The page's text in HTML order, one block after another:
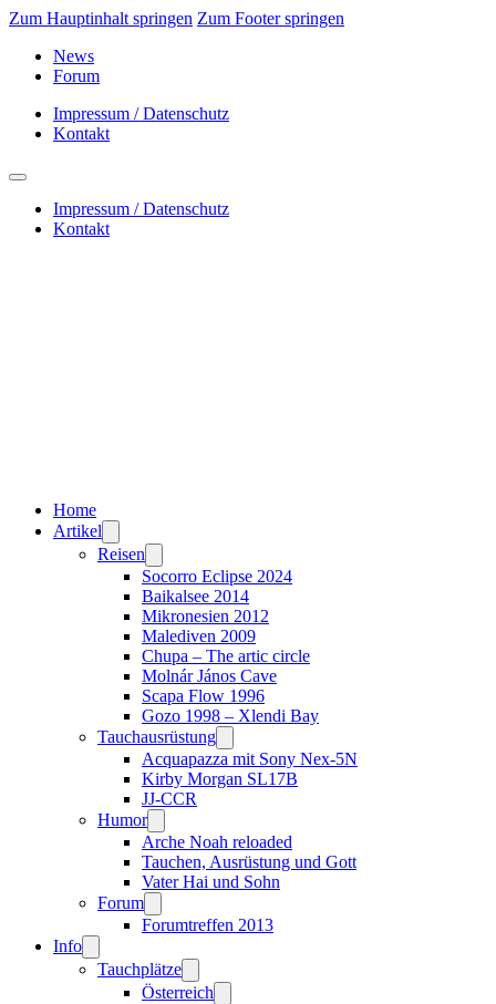
Zum Hauptinhalt springen Zum Footer springen
News
Forum
Impressum / Datenschutz
Kontakt
Impressum / Datenschutz
Kontakt
Home
Artikel
Reisen
Socorro Eclipse 2024
Baikalsee 2014
Mikronesien 2012
Malediven 2009
Chupa – The artic circle
Molnár János Cave
Scapa Flow 1996
Gozo 1998 – Xlendi Bay
Tauchausrüstung
Acquapazza mit Sony Nex-5N
Kirby Morgan SL17B
JJ-CCR
Humor
Arche Noah reloaded
Tauchen, Ausrüstung und Gott
Vater Hai und Sohn
Forum
Forumtreffen 2013
Info
Tauchplätze
Österreich